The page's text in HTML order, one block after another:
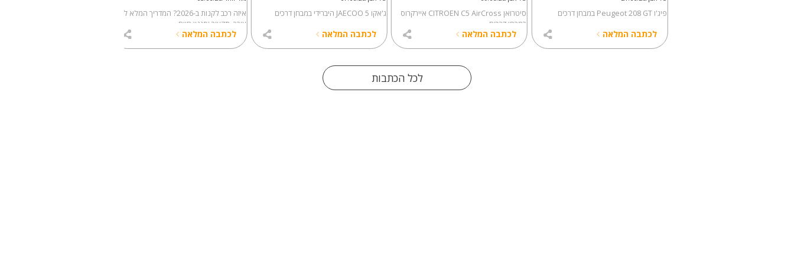
פיג'ו Peugeot 208 GT במבחן דרכים
לכתבה המלאה
סיטרואן CITROEN C5 AirCross איירקרוס
במבחן דרכים
לכתבה המלאה
ג'אקו JAECOO 5 היברידי במבחן דרכים
לכתבה המלאה
איזה רכב לקנות ב-2026? המדריך המלא לפי
צורך, תקציב וסגנון חיים
לכתבה המלאה
לכל הכתבות